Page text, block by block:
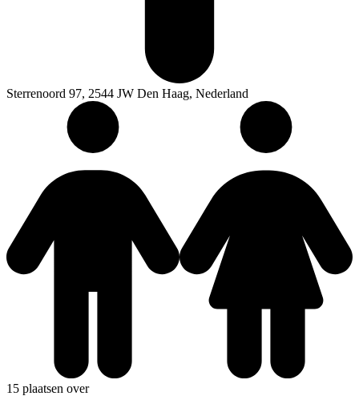
Sterrenoord 97, 2544 JW Den Haag, Nederland
15 plaatsen over